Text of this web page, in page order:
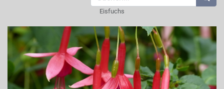
Eisfuchs